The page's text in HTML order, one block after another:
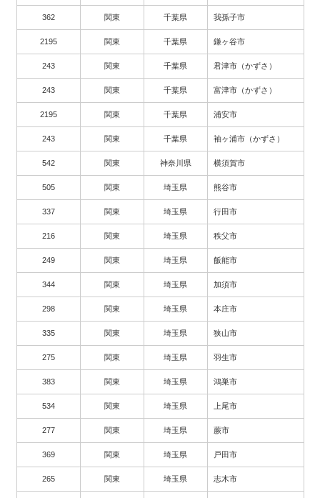
362 関東 千葉県 我孫子市
2195 関東 千葉県 鎌ヶ谷市
243 関東 千葉県 君津市（かずさ）
243 関東 千葉県 富津市（かずさ）
2195 関東 千葉県 浦安市
243 関東 千葉県 袖ヶ浦市（かずさ）
542 関東 神奈川県 横須賀市
505 関東 埼玉県 熊谷市
337 関東 埼玉県 行田市
216 関東 埼玉県 秩父市
249 関東 埼玉県 飯能市
344 関東 埼玉県 加須市
298 関東 埼玉県 本庄市
335 関東 埼玉県 狭山市
275 関東 埼玉県 羽生市
383 関東 埼玉県 鴻巣市
534 関東 埼玉県 上尾市
277 関東 埼玉県 蕨市
369 関東 埼玉県 戸田市
265 関東 埼玉県 志木市